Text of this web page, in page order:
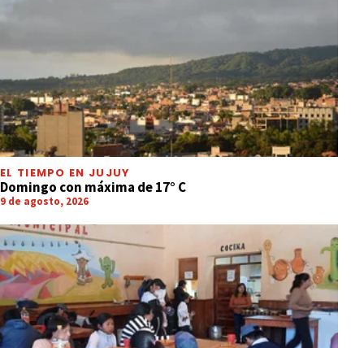
EL TIEMPO EN JUJUY
Domingo con máxima de 17° C
9 de agosto, 2026